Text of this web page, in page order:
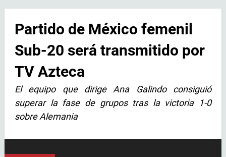
Partido de México femenil
Sub-20 será transmitido por
TV Azteca
El equipo que dirige Ana Galindo consiguió
superar la fase de grupos tras la victoria 1-0
sobre Alemania